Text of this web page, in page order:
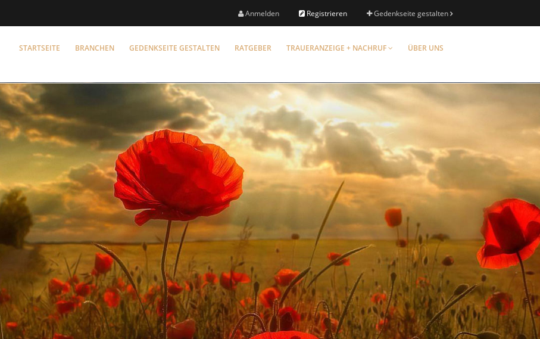
Anmelden Registrieren Gedenkseite gestalten
STARTSEITE BRANCHEN GEDENKSEITE GESTALTEN RATGEBER TRAUERANZEIGE + NACHRUF ÜBER UNS